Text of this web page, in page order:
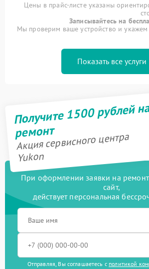
Цены в прайс-листе указаны
Записывайтесь на
Мы проверим ваше устройство и укажем
Показать все услуги
Получите 1500 рублей
ремонт
Акция сервисного центра
Yukon
При оформлении заявки на
сайт,
действует персональная
Отправляя, Вы соглашаетесь с политикой